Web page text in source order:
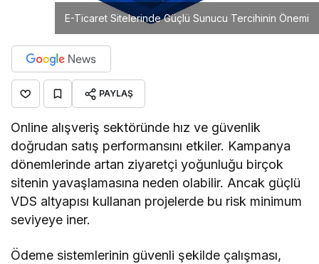
E-Ticaret Sitelerinde Güçlü Sunucu Tercihinin Önemi
PAYLAŞ
Online alışveriş sektöründe hız ve güvenlik
doğrudan satış performansını etkiler. Kampanya
dönemlerinde artan ziyaretçi yoğunluğu birçok
sitenin yavaşlamasına neden olabilir. Ancak güçlü
VDS altyapısı kullanan projelerde bu risk minimum
seviyeye iner.
Ödeme sistemlerinin güvenli şekilde çalışması,